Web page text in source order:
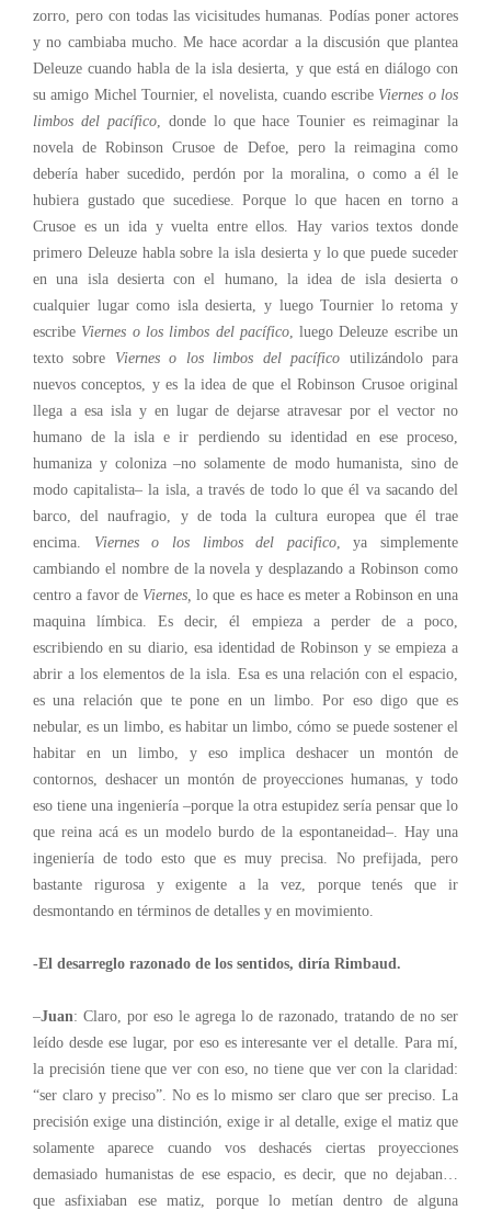
zorro, pero con todas las vicisitudes humanas. Podías poner actores
y no cambiaba mucho. Me hace acordar a la discusión que plantea
Deleuze cuando habla de la isla desierta, y que está en diálogo con
su amigo Michel Tournier, el novelista, cuando escribe Viernes o los
limbos del pacífico, donde lo que hace Tounier es reimaginar la
novela de Robinson Crusoe de Defoe, pero la reimagina como
debería haber sucedido, perdón por la moralina, o como a él le
hubiera gustado que sucediese. Porque lo que hacen en torno a
Crusoe es un ida y vuelta entre ellos. Hay varios textos donde
primero Deleuze habla sobre la isla desierta y lo que puede suceder
en una isla desierta con el humano, la idea de isla desierta o
cualquier lugar como isla desierta, y luego Tournier lo retoma y
escribe Viernes o los limbos del pacífico, luego Deleuze escribe un
texto sobre Viernes o los limbos del pacífico utilizándolo para
nuevos conceptos, y es la idea de que el Robinson Crusoe original
llega a esa isla y en lugar de dejarse atravesar por el vector no
humano de la isla e ir perdiendo su identidad en ese proceso,
humaniza y coloniza –no solamente de modo humanista, sino de
modo capitalista– la isla, a través de todo lo que él va sacando del
barco, del naufragio, y de toda la cultura europea que él trae
encima. Viernes o los limbos del pacifico, ya simplemente
cambiando el nombre de la novela y desplazando a Robinson como
centro a favor de Viernes, lo que es hace es meter a Robinson en una
maquina límbica. Es decir, él empieza a perder de a poco,
escribiendo en su diario, esa identidad de Robinson y se empieza a
abrir a los elementos de la isla. Esa es una relación con el espacio,
es una relación que te pone en un limbo. Por eso digo que es
nebular, es un limbo, es habitar un limbo, cómo se puede sostener el
habitar en un limbo, y eso implica deshacer un montón de
contornos, deshacer un montón de proyecciones humanas, y todo
eso tiene una ingeniería –porque la otra estupidez sería pensar que lo
que reina acá es un modelo burdo de la espontaneidad–. Hay una
ingeniería de todo esto que es muy precisa. No prefijada, pero
bastante rigurosa y exigente a la vez, porque tenés que ir
desmontando en términos de detalles y en movimiento.
-El desarreglo razonado de los sentidos, diría Rimbaud.
–Juan: Claro, por eso le agrega lo de razonado, tratando de no ser
leído desde ese lugar, por eso es interesante ver el detalle. Para mí,
la precisión tiene que ver con eso, no tiene que ver con la claridad:
“ser claro y preciso”. No es lo mismo ser claro que ser preciso. La
precisión exige una distinción, exige ir al detalle, exige el matiz que
solamente aparece cuando vos deshacés ciertas proyecciones
demasiado humanistas de ese espacio, es decir, que no dejaban…
que asfixiaban ese matiz, porque lo metían dentro de alguna